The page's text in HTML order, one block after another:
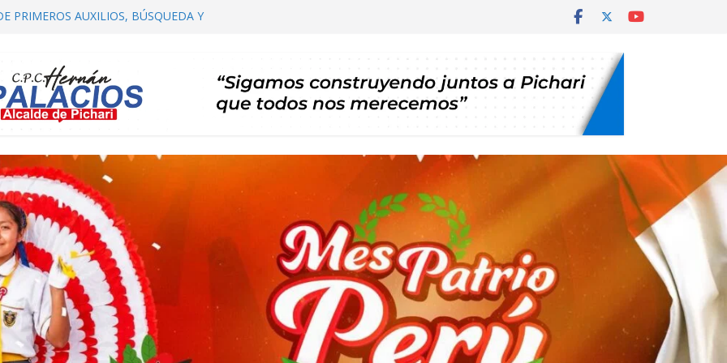
PRIMEROS AUXILIOS, BÚSQUEDA Y
PARTICIPA EN EL PRIMER
COMUNALES
DE PLAN DE DESARROLLO
2026 – 2035 ETAPA DE PROPUESTAS
TE INVITA A SU I FESTIVAL DEL CAFÉ